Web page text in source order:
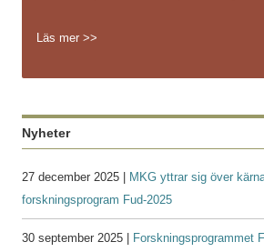
Läs mer >>
Nyheter
27 december 2025 |
MKG yttrar sig över
forskningsprogram Fud-2025
30 september 2025 |
Forskningsprogrammet